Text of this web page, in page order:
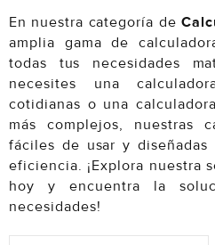
En nuestra categoría de
amplia gama de
todas tus necesidades
necesites una
cotidianas o una
más complejos, nuestras
fáciles de usar y
eficiencia. ¡Explora nuestra
hoy y encuentra la
necesidades!